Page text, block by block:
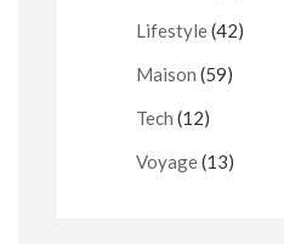
Lifestyle(42)
Maison (59)
Tech (12)
Voyage(13)